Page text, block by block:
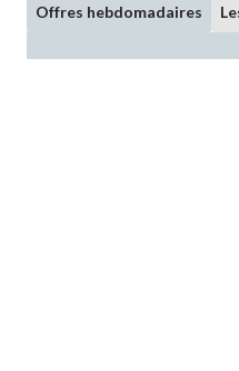
Offres hebdomadaires